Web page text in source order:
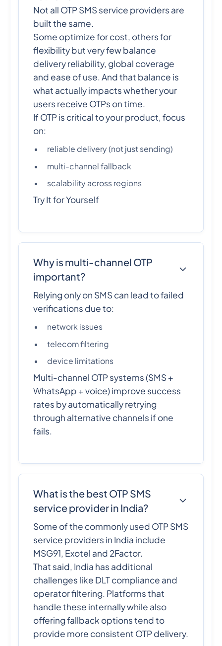
Not all OTP SMS service providers are
built the same.
Some optimize for cost, others for
flexibility but very few balance
delivery reliability, global coverage
and ease of use. And that balance is
what actually impacts whether your
users receive OTPs on time.
If OTP is critical to your product, focus
on:
reliable delivery (not just sending)
multi-channel fallback
scalability across regions
Try It for Yourself
Why is multi-channel OTP
important?
Relying only on SMS can lead to failed
verifications due to:
network issues
telecom filtering
device limitations
Multi-channel OTP systems (SMS +
WhatsApp + voice) improve success
rates by automatically retrying
through alternative channels if one
fails.
What is the best OTP SMS
service provider in India?
Some of the commonly used OTP SMS
service providers in India include
MSG91, Exotel and 2Factor.
That said, India has additional
challenges like DLT compliance and
operator filtering. Platforms that
handle these internally while also
offering fallback options tend to
provide more consistent OTP delivery.